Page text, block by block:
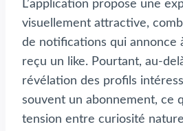
L’application propose une
visuellement attractive,
de notifications qui annonce
reçu un like. Pourtant, au-
révélation des profils
souvent un abonnement, ce
tension entre curiosité